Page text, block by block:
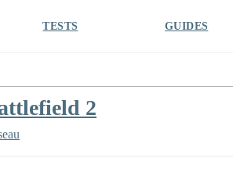
TESTS GUIDES
2